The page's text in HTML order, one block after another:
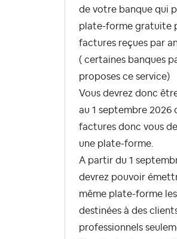
de votre banque qui
plate-forme gratuite
factures reçues par
( certaines banques
proposes ce service)
Vous devrez donc
au 1 septembre 2026
factures donc vous
une plate-forme.
A partir du 1
devrez pouvoir
même plate-forme
destinées à des
professionnels